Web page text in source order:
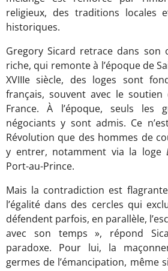
religieux, des traditions locales
historiques.
Gregory Sicard retrace dans son
riche, qui remonte à l’époque de
XVIIIe siècle, des loges sont
français, souvent avec le
France. À l’époque, seuls les
négociants y sont admis. Ce
Révolution que des hommes de
y entrer, notamment via la loge
Port-au-Prince.
Mais la contradiction est
l’égalité dans des cercles qui
défendent parfois, en parallèle,
avec son temps », répond
paradoxe. Pour lui, la
germes de l’émancipation, même